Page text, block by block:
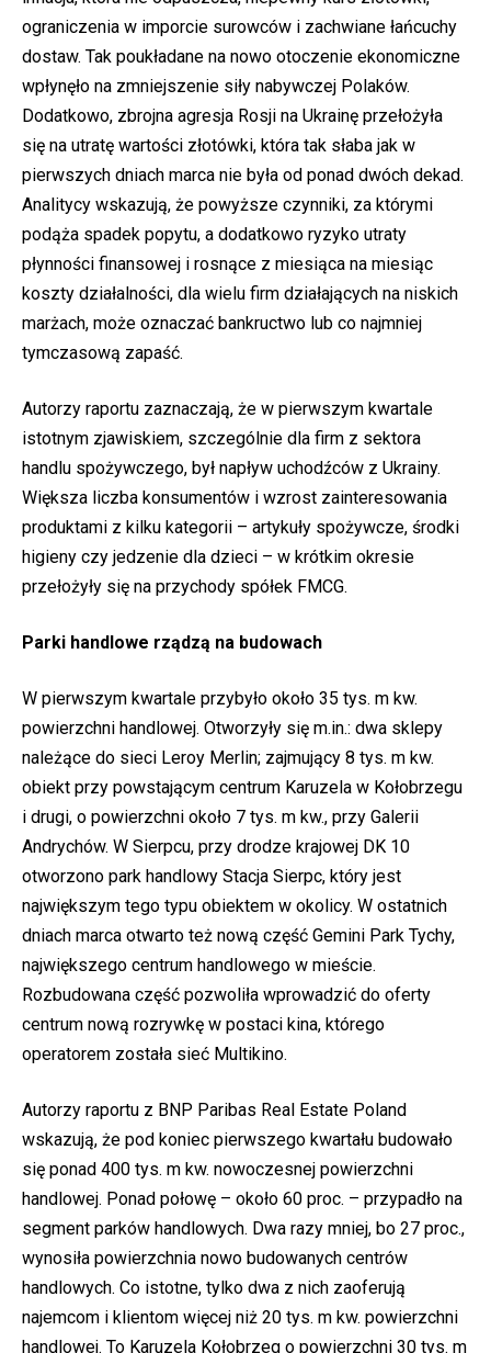
ograniczenia w imporcie surowców i zachwiane łańcuchy
dostaw. Tak poukładane na nowo otoczenie ekonomiczne
wpłynęło na zmniejszenie siły nabywczej Polaków.
Dodatkowo, zbrojna agresja Rosji na Ukrainę przełożyła
się na utratę wartości złotówki, która tak słaba jak w
pierwszych dniach marca nie była od ponad dwóch dekad.
Analitycy wskazują, że powyższe czynniki, za którymi
podąża spadek popytu, a dodatkowo ryzyko utraty
płynności finansowej i rosnące z miesiąca na miesiąc
koszty działalności, dla wielu firm działających na niskich
marżach, może oznaczać bankructwo lub co najmniej
tymczasową zapaść.
Autorzy raportu zaznaczają, że w pierwszym kwartale
istotnym zjawiskiem, szczególnie dla firm z sektora
handlu spożywczego, był napływ uchodźców z Ukrainy.
Większa liczba konsumentów i wzrost zainteresowania
produktami z kilku kategorii – artykuły spożywcze, środki
higieny czy jedzenie dla dzieci – w krótkim okresie
przełożyły się na przychody spółek FMCG.
Parki handlowe rządzą na budowach
W pierwszym kwartale przybyło około 35 tys. m kw.
powierzchni handlowej. Otworzyły się m.in.: dwa sklepy
należące do sieci Leroy Merlin; zajmujący 8 tys. m kw.
obiekt przy powstającym centrum Karuzela w Kołobrzegu
i drugi, o powierzchni około 7 tys. m kw., przy Galerii
Andrychów. W Sierpcu, przy drodze krajowej DK 10
otworzono park handlowy Stacja Sierpc, który jest
największym tego typu obiektem w okolicy. W ostatnich
dniach marca otwarto też nową część Gemini Park Tychy,
największego centrum handlowego w mieście.
Rozbudowana część pozwoliła wprowadzić do oferty
centrum nową rozrywkę w postaci kina, którego
operatorem została sieć Multikino.
Autorzy raportu z BNP Paribas Real Estate Poland
wskazują, że pod koniec pierwszego kwartału budowało
się ponad 400 tys. m kw. nowoczesnej powierzchni
handlowej. Ponad połowę – około 60 proc. – przypadło na
segment parków handlowych. Dwa razy mniej, bo 27 proc.,
wynosiła powierzchnia nowo budowanych centrów
handlowych. Co istotne, tylko dwa z nich zaoferują
najemcom i klientom więcej niż 20 tys. m kw. powierzchni
handlowej. To Karuzela Kołobrzeg o powierzchni 30 tys. m